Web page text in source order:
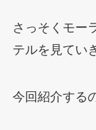
さっそくモー
テルを見てい
今回紹介する